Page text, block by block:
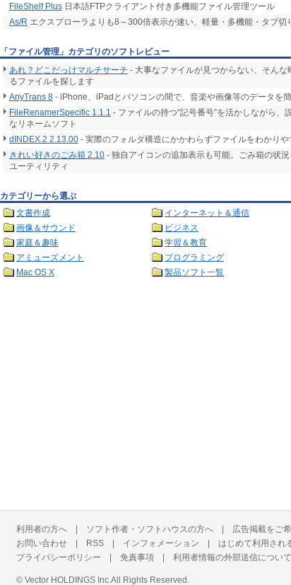
FileShelf Plus 日本語FTPクライアント付き多機能ファイル管理ツール
As/R エクスプローラよりも8～300倍表示が速い、軽量・多機能・タブ切
「ファイル管理」カテゴリのソフトレビュー
あれ？どこだっけマルチサーチ - 大事なファイルが見つからない、そん
るファイルを探します
AnyTrans 8 - iPhone、iPadとパソコンの間で、音楽や画像等のデータを
FileRenamerSpecific 1.1.1 - ファイルの持つ“記号番号”を活かしながら
なリネームソフト
dINDEX.2 2.13.00 - 実際のフォルダ構造にかかわらずファイルをわかり
きれい好きのごみ箱 2.10 - 独自アイコンの追加表示も可能。ごみ箱の状
ユーティリティ
カテゴリーから選ぶ
文書作成
インターネット＆通信
画像＆サウンド
ビジネス
家庭＆趣味
学習＆教育
アミューズメント
プログラミング
Mac OS X
製品ソフト一覧
利用者の方へ | ソフト作者・ソフトハウスの方へ | 広告掲載をご
お問い合わせ | RSS | インフォメーション | はじめて利用され
プライバシーポリシー | 免責事項 | 利用者情報の外部送信について
© Vector HOLDINGS Inc. All Rights Reserved.